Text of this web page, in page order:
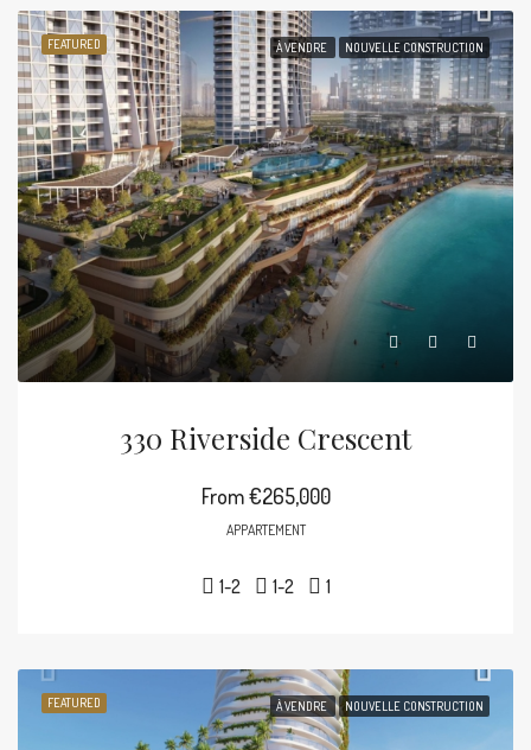
FEATURED À VENDRE NOUVELLE CONSTRUCTION
330 Riverside Crescent
From€265,000
APPARTEMENT
1-2 1-2 1
FEATURED À VENDRE NOUVELLE CONSTRUCTION